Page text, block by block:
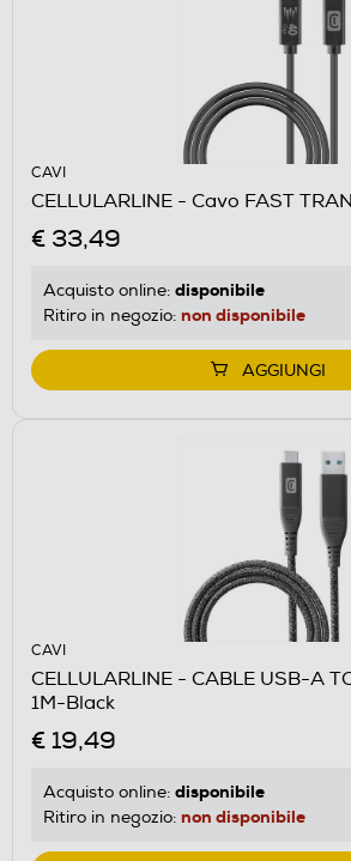
CAVI
CELLULARLINE - Cavo FAST
€ 33,49
Acquisto online: disponibile
Ritiro in negozio: non disponibile
AGGIUNGI
CAVI
CELLULARLINE - CABLE USB-A
1M-Black
€ 19,49
Acquisto online: disponibile
Ritiro in negozio: non disponibile